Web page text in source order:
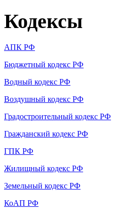
Кодексы
АПК РФ
Бюджетный кодекс РФ
Водный кодекс РФ
Воздушный кодекс РФ
Градостроительный кодекс РФ
Гражданский кодекс РФ
ГПК РФ
Жилищный кодекс РФ
Земельный кодекс РФ
КоАП РФ